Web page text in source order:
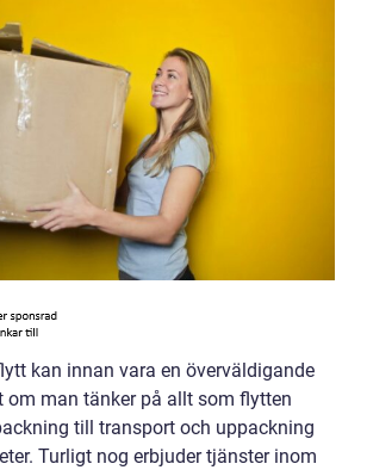
kan innan vara en överväldigande
om man tänker på allt som flytten
till transport och uppackning
Turligt nog erbjuder tjänster inom